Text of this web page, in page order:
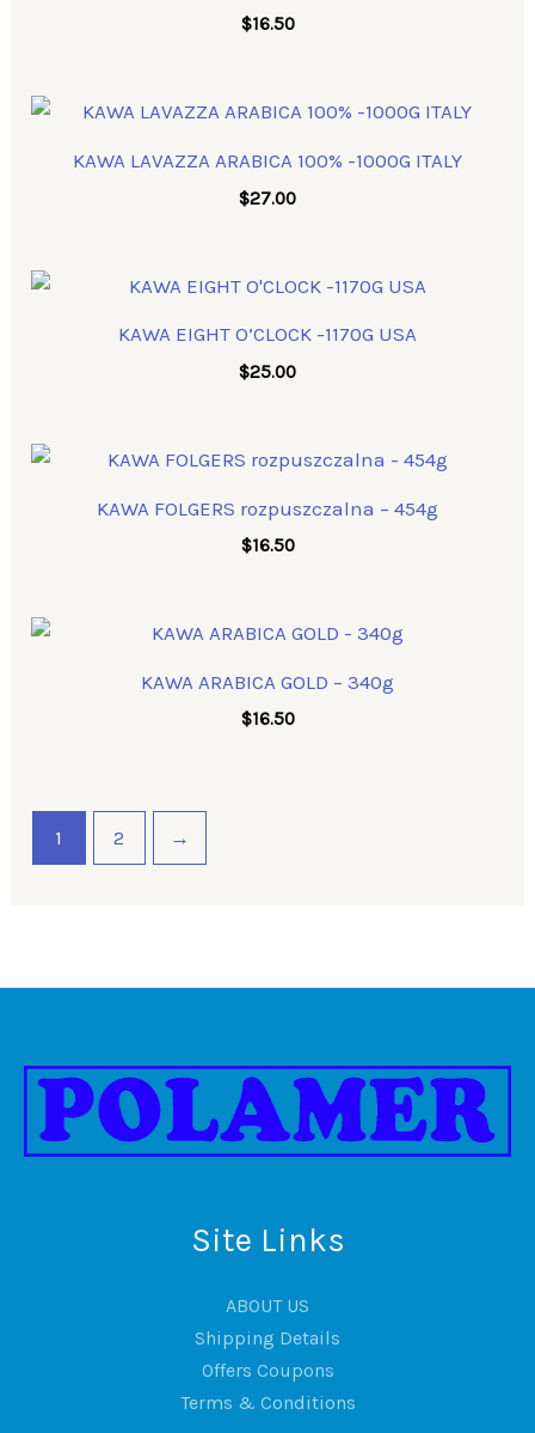
$16.50
KAWA LAVAZZA ARABICA 100% -1000G ITALY
$27.00
KAWA EIGHT O’CLOCK -1170G USA
$25.00
KAWA FOLGERS rozpuszczalna – 454g
$16.50
KAWA ARABICA GOLD – 340g
$16.50
1 2 →
Site Links
ABOUT US
Shipping Details
Offers Coupons
Terms & Conditions